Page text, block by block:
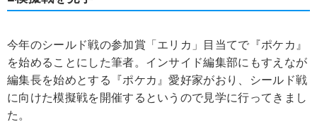
今年のシールド戦の参加賞「エリカ」目当てで『ポケカ』
を始めることにした筆者。インサイド編集部にもすえなが
編集長を始めとする『ポケカ』愛好家がおり、シールド戦
に向けた模擬戦を開催するというので見学に行ってきまし
た。